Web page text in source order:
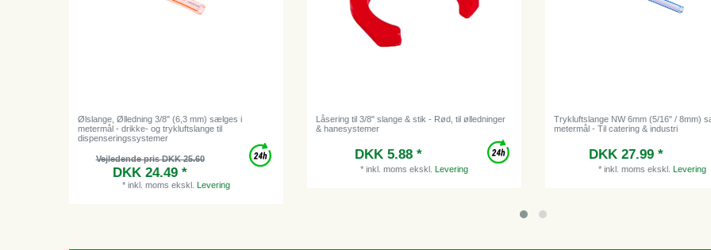
Ølslange, Ølledning 3/8" (6,3 mm) sælges i
metermål - drikke- og trykluftslange til
dispenseringssystemer
Vejledende pris DKK 25.60
DKK 24.49 *
* inkl. moms ekskl. Levering
Låsering til 3/8" slange & stik - Rød, til ølledninger
& hanesystemer
DKK 5.88 *
* inkl. moms ekskl. Levering
Trykluftslange NW 6mm (5/16" / 8mm)
metermål - Til catering & industri
DKK 27.99 *
* inkl. moms ekskl. Levering